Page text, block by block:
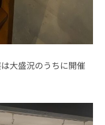
大盛況のうちに開催